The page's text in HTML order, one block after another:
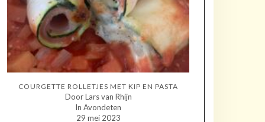
COURGETTE ROLLETJES MET KIP EN PASTA
Door Lars van Rhijn
In Avondeten
29 mei 2023